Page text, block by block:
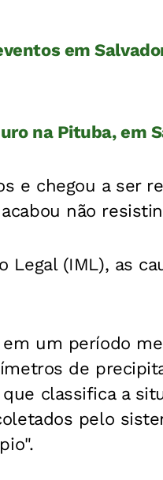
em
na Pituba, em
e chegou a ser
não
(IML), as
um período
de
classifica a
pelo